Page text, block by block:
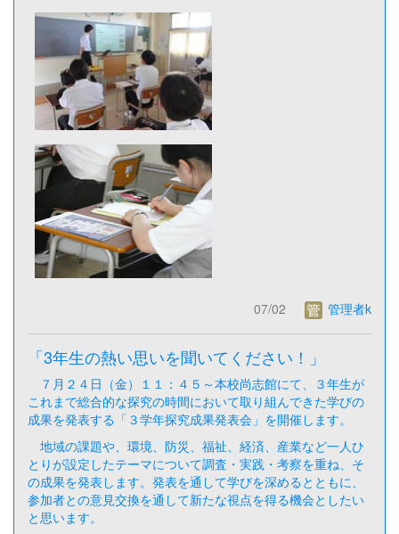
07/02 管理者k
「3年生の熱い思いを聞いてください！」
７月２４日（金）１１：４５～本校尚志館にて、３年生が
これまで総合的な探究の時間において取り組んできた学びの
成果を発表する「３学年探究成果発表会」を開催します。
地域の課題や、環境、防災、福祉、経済、産業など一人ひ
とりが設定したテーマについて調査・実践・考察を重ね、そ
の成果を発表します。発表を通して学びを深めるとともに、
参加者との意見交換を通して新たな視点を得る機会としたい
と思います。